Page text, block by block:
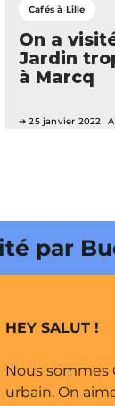
Cafés à Lille
On a
Jardin
à Marcq
25 janvier 2022
HEY SALUT !
Nous sommes
urbain. On